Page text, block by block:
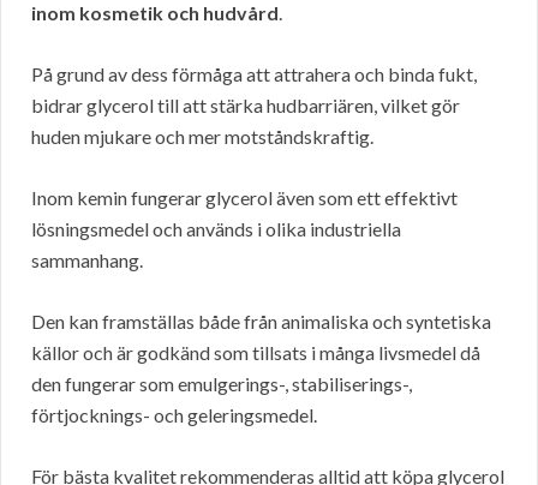
inom kosmetik och hudvård.
På grund av dess förmåga att attrahera och binda fukt,
bidrar glycerol till att stärka hudbarriären, vilket gör
huden mjukare och mer motståndskraftig.
Inom kemin fungerar glycerol även som ett effektivt
lösningsmedel och används i olika industriella
sammanhang.
Den kan framställas både från animaliska och syntetiska
källor och är godkänd som tillsats i många livsmedel då
den fungerar som emulgerings-, stabiliserings-,
förtjocknings- och geleringsmedel.
För bästa kvalitet rekommenderas alltid att köpa glycerol